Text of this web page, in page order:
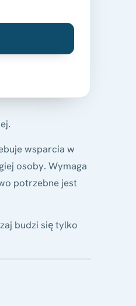
wsparcia w
osoby. Wymaga
potrzebne jest
budzi się tylko